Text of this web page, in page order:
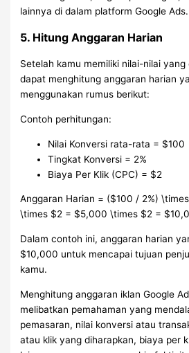
lainnya di dalam platform Google Ads.
5. Hitung Anggaran Harian
Setelah kamu memiliki nilai-nilai yang
dapat menghitung anggaran harian
menggunakan rumus berikut:
Contoh perhitungan:
Nilai Konversi rata-rata = $100
Tingkat Konversi = 2%
Biaya Per Klik (CPC) = $2
Anggaran Harian = ($100 / 2%)
\times $2 = $5,000 \times $2 =
Dalam contoh ini, anggaran harian
$10,000 untuk mencapai tujuan
kamu.
Menghitung anggaran iklan Google
melibatkan pemahaman yang
pemasaran, nilai konversi atau
atau klik yang diharapkan, biaya per